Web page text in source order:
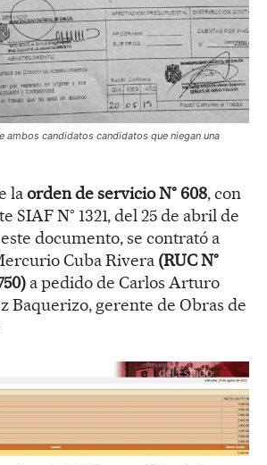
ambos candidatos candidatos que niegan una
laorden de servicio N° 608, con
SIAF N° 1321, del 25 de abril de
este documento, se contrató a
Cuba Rivera (RUC N°
a pedido de Carlos Arturo
Baquerizo, gerente de Obras de